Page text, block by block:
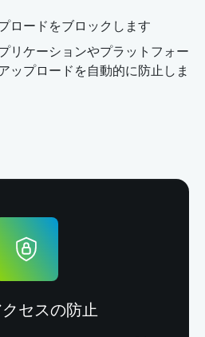
ロードをブロックします
リケーションやプラットフォー
ップロードを自動的に防止しま
セスの防止